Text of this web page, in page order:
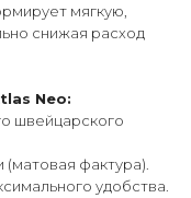
мягкую,
снижая расход
Neo:
швейцарского
(матовая фактура).
удобства.